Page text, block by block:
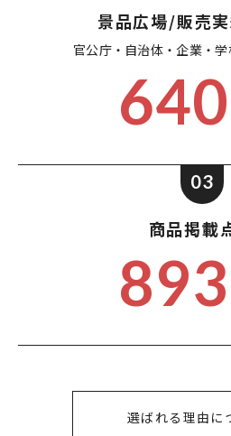
景品広場/販売
官公庁・自治体・企業・学
03
商品掲載
選ばれる理由に